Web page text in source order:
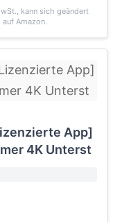
kann sich geändert
Amazon.
App]
4K Unterst